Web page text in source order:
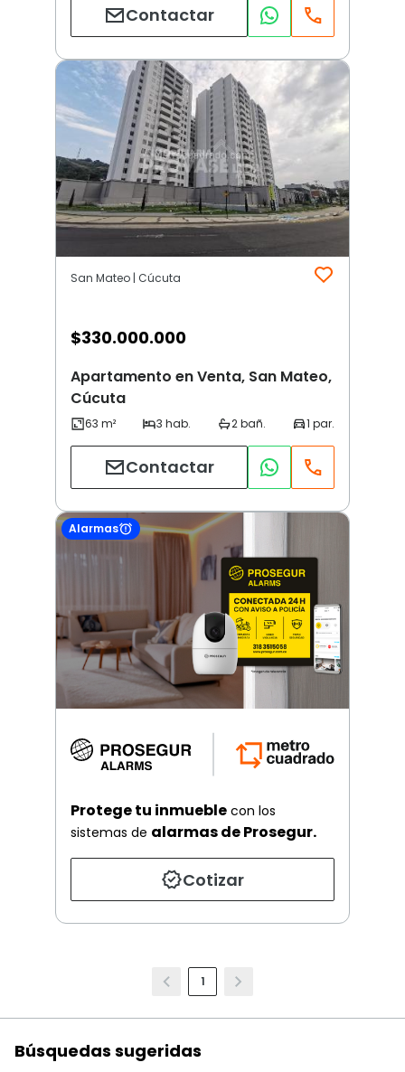
Contactar
San Mateo | Cúcuta
$330.000.000
Apartamento en Venta, San Mateo,
Cúcuta
Contactar
Alarmas
Protege tu inmueble con los
sistemas de alarmas de Prosegur.
Cotizar
1